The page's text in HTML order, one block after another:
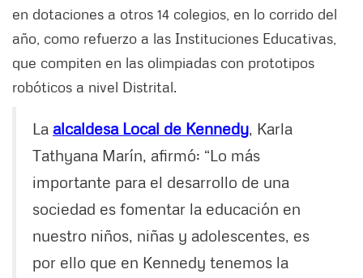
en dotaciones a otros 14 colegios, en lo corrido del
año, como refuerzo a las Instituciones Educativas,
que compiten en las olimpiadas con prototipos
robóticos a nivel Distrital.
La alcaldesa Local de Kennedy, Karla
Tathyana Marín, afirmó: “Lo más
importante para el desarrollo de una
sociedad es fomentar la educación en
nuestro niños, niñas y adolescentes, es
por ello que en Kennedy tenemos la